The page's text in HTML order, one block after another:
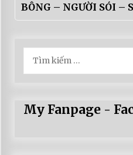
BÔNG – NGƯỜI SÓI –
kiếm
cho:
My Fanpage -